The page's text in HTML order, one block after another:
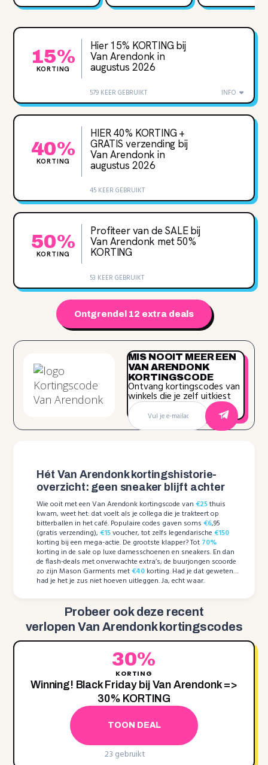
15%
KORTING
Hier 15% KORTING bij
Van Arendonk in
augustus 2026
579 KEER GEBRUIKT INFO
40%
KORTING
HIER 40‌% KORTING +
GRATIS verzending bij
Van Arendonk in
augustus 2026
45 KEER GEBRUIKT
50%
KORTING
Profiteer van de SALE bij
Van Arendonk met 50‌%
KORTING
53 KEER GEBRUIKT
Ontgrendel 12 extra deals
MIS NOOIT MEER EEN
VAN ARENDONK
KORTINGSCODE
Ontvang kortingscodes van
winkels die je zelf uitkiest
Hét Van Arendonk kortingshistorie-
overzicht: geen sneaker blijft achter
Wie ooit met een Van Arendonk kortingscode van€25thuis
kwam, weet het: dat voelt als je collega die je trakteert op
bitterballen in het café. Populaire codes gaven soms€6,95
(gratis verzending),€15voucher, tot zelfs legendarische€150
korting bij een mega-actie. De grootste klapper? Tot 70%
korting in de sale op luxe damesschoenen en sneakers. En dan
de flash-deals met onverwachte extra’s; de buurjongen scoorde
zo zijn Mason Garments met€40 korting. Had je dat geweten…
had je het je zus niet hoeven uitleggen. Ja, echt waar.
Probeer ook deze recent
verlopen Van Arendonk kortingscodes
30%
KORTING
Winning! Black Friday bij Van Arendonk =>
30% KORTING
TOON DEAL
23 gebruikt